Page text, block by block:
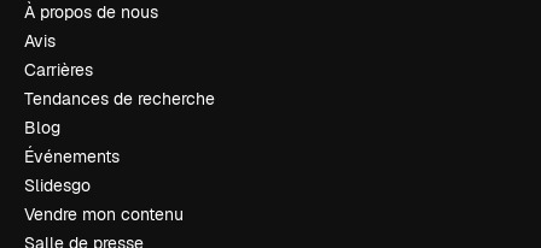
À propos de nous
Avis
Carrières
Tendances de recherche
Blog
Événements
Slidesgo
Vendre mon contenu
Salle de presse